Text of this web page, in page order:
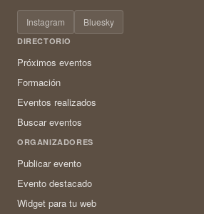
Instagram Bluesky
DIRECTORIO
Próximos eventos
Formación
Eventos realizados
Buscar eventos
ORGANIZADORES
Publicar evento
Evento destacado
Widget para tu web